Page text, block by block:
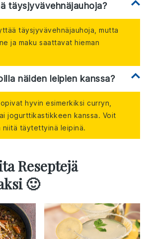
täysjyvävehnäjauhoja?
täysjyvävehnäjauhoja, mutta
ja maku saattavat hieman
näiden leipien kanssa?
hyvin esimerkiksi curryn,
jogurttikastikkeen kanssa. Voit
niitä täytettyinä leipinä.
Reseptejä
🙂